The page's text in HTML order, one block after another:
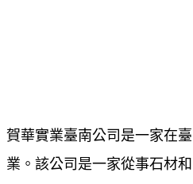
賀華實業臺南公司是一家在
業。該公司是一家從事石材